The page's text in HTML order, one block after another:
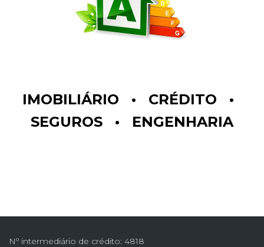
IMOBILIÁRIO • CRÉDITO •
SEGUROS • ENGENHARIA
Nº intermediário de crédito: 4818